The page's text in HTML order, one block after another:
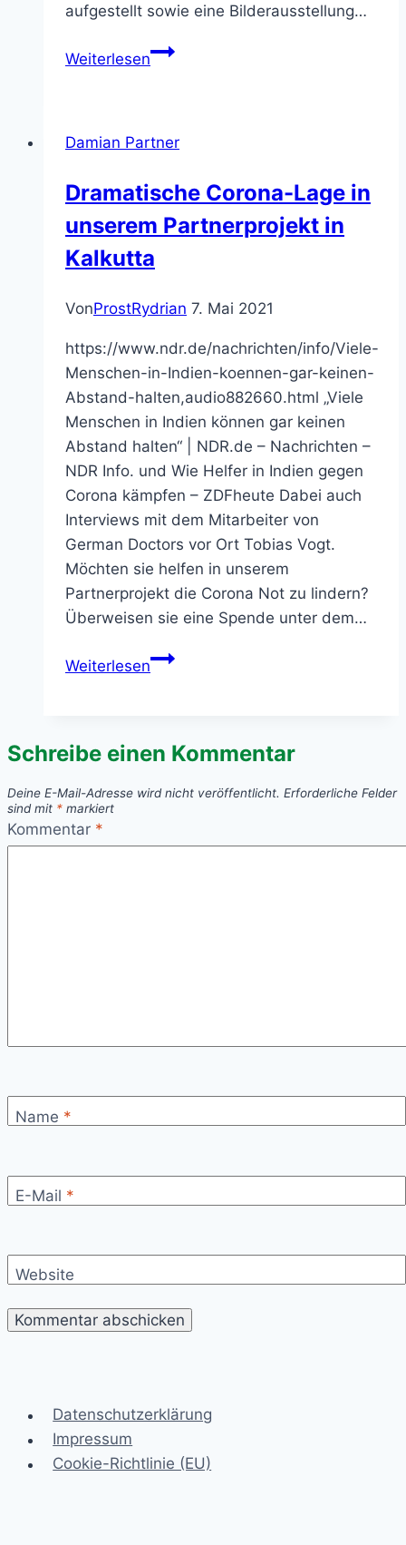
aufgestellt sowie eine Bilderausstellung…
WeiterlesenWELT-
Damian Partner
Dramatische Corona-Lage in
unserem Partnerprojekt in
Kalkutta
VonProstRydrian 7. Mai 2021
https://www.ndr.de/nachrichten/info/Viele-
Menschen-in-Indien-koennen-gar-keinen-
Abstand-halten,audio882660.html „Viele
Menschen in Indien können gar keinen
Abstand halten“ | NDR.de – Nachrichten –
NDR Info. und Wie Helfer in Indien gegen
Corona kämpfen – ZDFheute Dabei auch
Interviews mit dem Mitarbeiter von
German Doctors vor Ort Tobias Vogt.
Möchten sie helfen in unserem
Partnerprojekt die Corona Not zu lindern?
Überweisen sie eine Spende unter dem…
WeiterlesenDramatische
unserem
in
Schreibe einen Kommentar
Deine E-Mail-Adresse wird nicht veröffentlicht. Erforderliche Felder
sind mit * markiert
Kommentar *
Name *
E-Mail *
Website
Datenschutzerklärung
Impressum
Cookie-Richtlinie (EU)